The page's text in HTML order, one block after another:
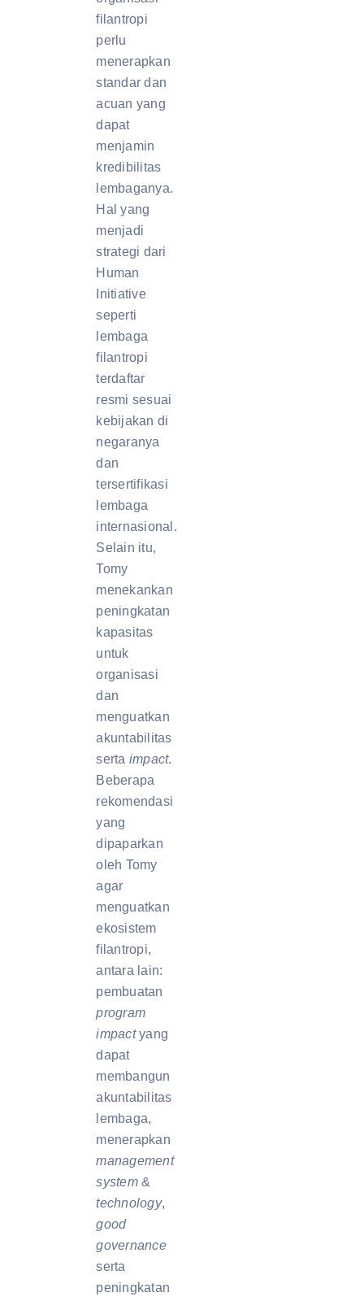
filantropi
perlu
menerapkan
standar dan
acuan yang
dapat
menjamin
kredibilitas
lembaganya.
Hal yang
menjadi
strategi dari
Human
Initiative
seperti
lembaga
filantropi
terdaftar
resmi sesuai
kebijakan di
negaranya
dan
tersertifikasi
lembaga
internasional.
Selain itu,
Tomy
menekankan
peningkatan
kapasitas
untuk
organisasi
dan
menguatkan
akuntabilitas
serta impact.
Beberapa
rekomendasi
yang
dipaparkan
oleh Tomy
agar
menguatkan
ekosistem
filantropi,
antara lain:
pembuatan
program
impactyang
dapat
membangun
akuntabilitas
lembaga,
menerapkan
management
system&
technology,
good
governance
serta
peningkatan